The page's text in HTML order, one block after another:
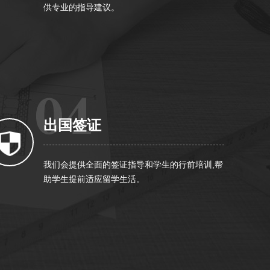
供专业的指导建议。
出国签证
我们会提供全面的签证指导和学生的行前培训,帮
助学生提前适应留学生活。